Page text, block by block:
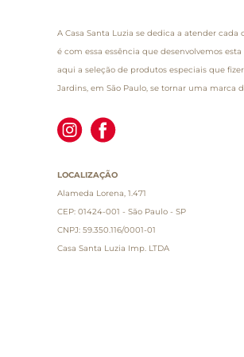
A Casa Santa Luzia se dedica a atender
é com essa essência que desenvolvemos
aqui a seleção de produtos especiais que
Jardins, em São Paulo, se tornar uma marca
LOCALIZAÇÃO
Alameda Lorena, 1.471
CEP: 01424-001 - São Paulo - SP
CNPJ: 59.350.116/0001-01
Casa Santa Luzia Imp. LTDA